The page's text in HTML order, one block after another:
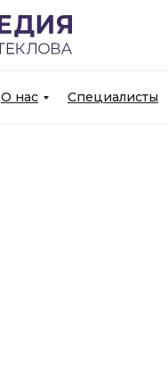
О нас Специалисты